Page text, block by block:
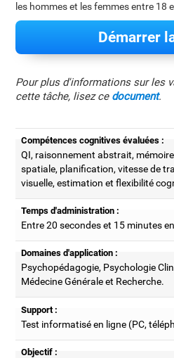
les hommes et les femmes entre 18
Démarrer
Pour plus d'informations sur les
cette tâche, lisez ce document.
Compétences cognitives évaluées :
QI, raisonnement abstrait,
spatiale, planification, vitesse de
visuelle, estimation et flexibilité
Temps d'administration :
Entre 20 secondes et 15 minutes
Domaines d'application :
Psychopédagogie, Psychologie
Médecine Générale et Recherche.
Support :
Test informatisé en ligne (PC,
Objectif :